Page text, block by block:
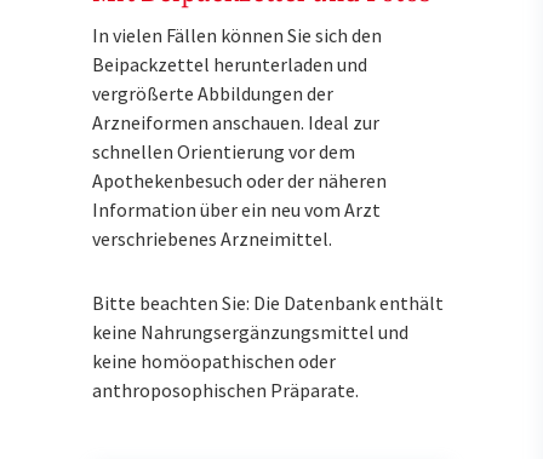
In vielen Fällen können Sie sich den
Beipackzettel herunterladen und
vergrößerte Abbildungen der
Arzneiformen anschauen. Ideal zur
schnellen Orientierung vor dem
Apothekenbesuch oder der näheren
Information über ein neu vom Arzt
verschriebenes Arzneimittel.
Bitte beachten Sie: Die Datenbank enthält
keine Nahrungsergänzungsmittel und
keine homöopathischen oder
anthroposophischen Präparate.